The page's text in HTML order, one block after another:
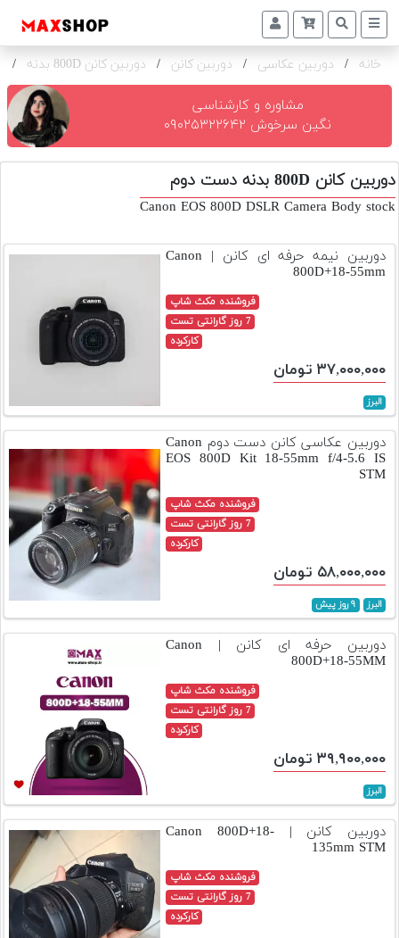
دوربین
و
تجهیزات
و
اکسسوری
دوم
دوربین
و
تجهیزات
مکث
پلاس
لیست
قیمت
دوربین
خانه / دوربین عکاسی / دوربین کانن / دوربین کانن 800D بدنه /
مشاوره و کارشناسی
نگین سرخوش ۰۹۰۲۵۳۲۲۶۴۲
دوربین کانن 800D بدنه دست دوم
Canon EOS 800D DSLR Camera Body stock
دوربین نیمه حرفه ای کانن | Canon
800D+18-55mm
فروشنده مکث شاپ
7 روز گارانتی تست
کارکرده
۳۷,۰۰۰,۰۰۰ تومان
البرز
دوربین عکاسی کانن دست دوم Canon
EOS 800D Kit 18-55mm f/4-5.6 IS
STM
فروشنده مکث شاپ
7 روز گارانتی تست
کارکرده
۵۸,۰۰۰,۰۰۰ تومان
البرز ۹ روز پیش
دوربین حرفه ای کانن | Canon
800D+18-55MM
فروشنده مکث شاپ
7 روز گارانتی تست
کارکرده
۳۹,۹۰۰,۰۰۰ تومان
البرز
دوربین کانن | Canon 800D+18-
135mm STM
فروشنده مکث شاپ
7 روز گارانتی تست
کارکرده